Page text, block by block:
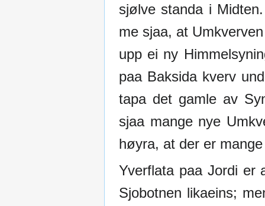
sjølve standa i
me sjaa, at
upp ei ny
paa Baksida kverv
tapa det gamle av
sjaa mange nye
høyra, at der er
Yverflata paa Jordi er
Sjobotnen likaeins;